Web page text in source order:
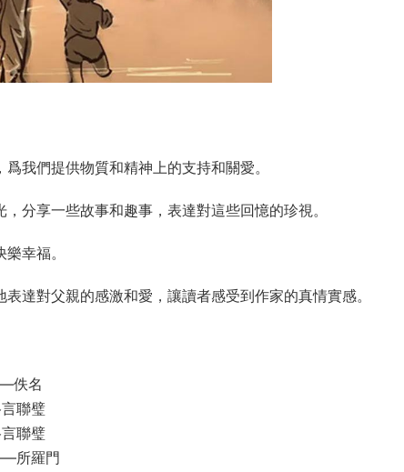
我們提供物質和精神上的支持和關愛。
分享一些故事和趣事，表達對這些回憶的珍視。
幸福。
達對父親的感激和愛，讓讀者感受到作家的真情實感。
佚名
聯璧
聯璧
所羅門